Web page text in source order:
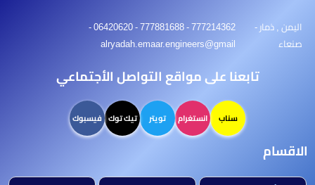
اليمن , ذمار -
صنعاء
777214362 - 777881688 - 06420620 -
alryadah.emaar.engineers@gmail
تابعنا على مواقع التواصل الأجتماعي
سناب انستغرام تويتر تيك توك فيسبوك
الاقسام